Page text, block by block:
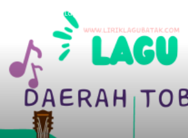
Lirik Lagu Batak